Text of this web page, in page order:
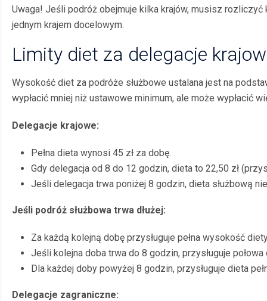
Uwaga! Jeśli podróż obejmuje kilka krajów, musisz
jednym krajem docelowym.
Limity diet za delegacje
Wysokość diet za podróże służbowe ustalana jest na
wypłacić mniej niż ustawowe minimum, ale może wypłacić
Delegacje krajowe:
Pełna dieta wynosi 45 zł za dobę.
Gdy delegacja od 8 do 12 godzin, dieta to 22,50 zł
Jeśli delegacja trwa poniżej 8 godzin, dieta służbową
Jeśli podróż służbowa trwa dłużej:
Za każdą kolejną dobę przysługuje pełna wysokość
Jeśli kolejna doba trwa do 8 godzin, przysługuje połowa
Dla każdej doby powyżej 8 godzin, przysługuje dieta
Delegacje zagraniczne: